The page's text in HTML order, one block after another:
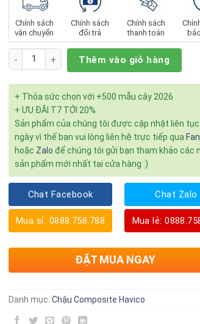
Chính sách
vận chuyển
Chính sách
đổi trả
Chính sách
thanh toán
Số lượng Thêm vào giỏ hàng
+ Thỏa sức chọn với +500 mẫu cây 2026
+ ƯU ĐÃI T7 TỚI 20%
Sản phẩm của chúng tôi được cập nhật liên
ngày vì thế bạn vui lòng liên hệ trực tiếp qua
hoặc Zalo để chúng tôi gửi bạn tham khảo các
sản phẩm mới nhất tại cửa hàng :)
Chat Facebook
Mua sỉ: 0888.758.788
Chat Zalo
Mua lẻ:
ĐẶT MUA NGAY
Danh mục: Chậu Composite​ Havico